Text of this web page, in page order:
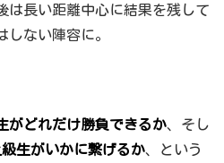
は長い距離中心に結果を残して
しない陣容に。
がどれだけ勝負できるか、そし
級生がいかに繋げるか、という